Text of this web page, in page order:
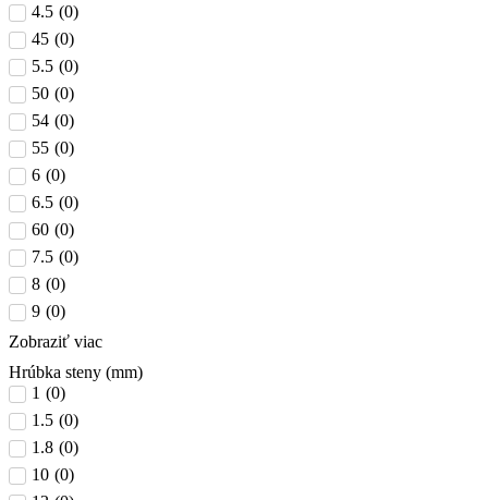
4.5 (0)
45 (0)
5.5 (0)
50 (0)
54 (0)
55 (0)
6 (0)
6.5 (0)
60 (0)
7.5 (0)
8 (0)
9 (0)
Zobraziť viac
Hrúbka steny (mm)
1 (0)
1.5 (0)
1.8 (0)
10 (0)